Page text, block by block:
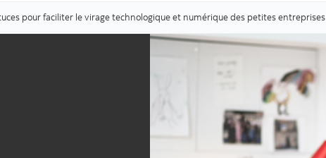
pour faciliter le virage technologique et numérique des petites entreprises